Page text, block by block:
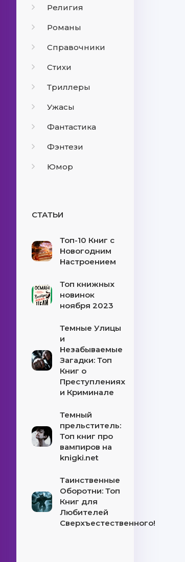
Религия
Романы
Справочники
Стихи
Триллеры
Ужасы
Фантастика
Фэнтези
Юмор
СТАТЬИ
Топ-10 Книг с
Новогодним
Настроением
Топ книжных
новинок
ноября 2023
Темные Улицы
и
Незабываемые
Загадки: Топ
Книг о
Преступлениях
и Криминале
Темный
прельститель:
Топ книг про
вампиров на
knigki.net
Таинственные
Оборотни: Топ
Книг для
Любителей
Сверхъестественного!